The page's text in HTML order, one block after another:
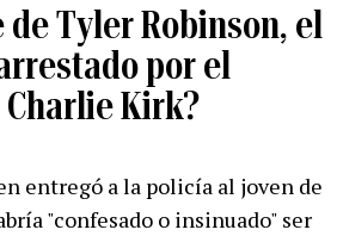
de Tyler Robinson, el
por el
Kirk?
entregó a la policía al joven de
"confesado o insinuado" ser